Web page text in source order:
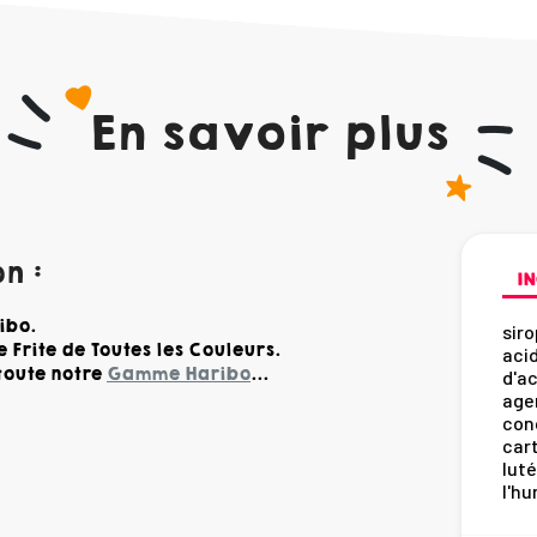
En savoir plus
:
Frite de Toutes les Couleurs.
notre Gamme Haribo...